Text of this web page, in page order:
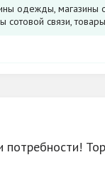
одежды, магазины
сотовой связи,